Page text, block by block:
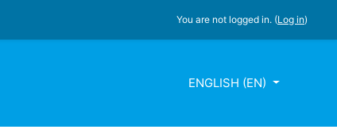
You are not logged in. (Log in)
ENGLISH ‎(EN)‎